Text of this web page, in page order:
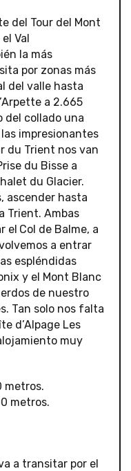
del Tour del Mont
Val
la más
por zonas más
del valle hasta
a 2.665
del collado una
impresionantes
du Trient nos van
du Bisse a
du Glacier.
ascender hasta
Trient. Ambas
el Col de Balme, a
a entrar
espléndidas
y el Mont Blanc
de nuestro
Tan solo nos falta
d’Alpage Les
muy
metros.
metros.
a transitar por el